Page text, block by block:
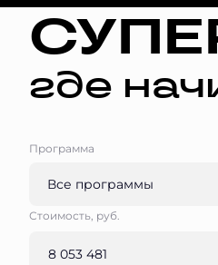
где
Программа
Все программы
Стоимость, руб.